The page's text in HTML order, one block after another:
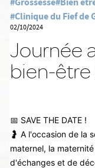
#Clinique du Fief de
02/10/2024
Journée
bien-
📅 SAVE THE DATE !
🤰 A l'occasion de la
maternel, la
d'échanges et de